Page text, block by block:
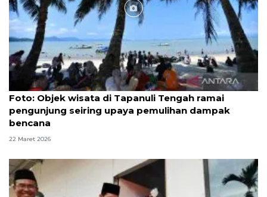
Foto
Foto: Objek wisata di Tapanuli Tengah ramai
pengunjung seiring upaya pemulihan dampak
bencana
22 Maret 2026